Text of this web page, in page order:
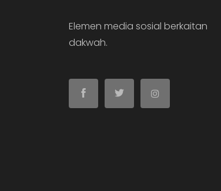
Elemen media sosial berkaitan
dakwah.